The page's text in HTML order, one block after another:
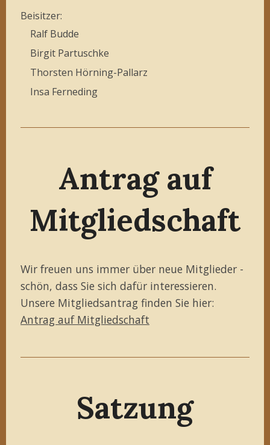
Beisitzer:
Ralf Budde
Birgit Partuschke
Thorsten Hörning-Pallarz
Insa Ferneding
Antrag auf
Mitgliedschaft
Wir freuen uns immer über neue Mitglieder -
schön, dass Sie sich dafür interessieren.
Unsere Mitgliedsantrag finden Sie hier:
Antrag auf Mitgliedschaft
Satzung